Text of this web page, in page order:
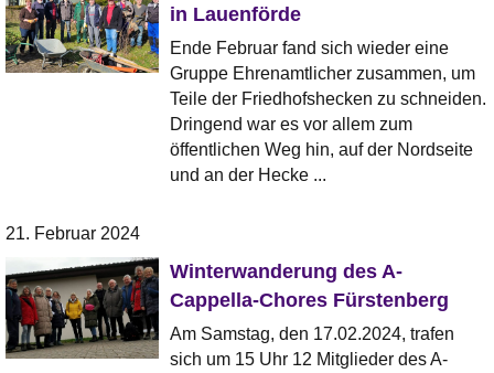
in Lauenförde
Ende Februar fand sich wieder eine
Gruppe Ehrenamtlicher zusammen, um
Teile der Friedhofshecken zu schneiden.
Dringend war es vor allem zum
öffentlichen Weg hin, auf der Nordseite
und an der Hecke ...
21. Februar 2024
Winterwanderung des A-
Cappella-Chores Fürstenberg
Am Samstag, den 17.02.2024, trafen
sich um 15 Uhr 12 Mitglieder des A-